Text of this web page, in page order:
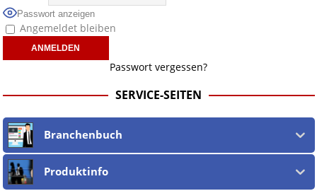
musste, wir aber aufgrund der nicht möglichen Prüfung auf rechtliche
Korrektheit, Wahrheit des externen Inhalts keinen Link setzen.
Wir sindnicht verantwortlich für die Offenlegung persönlicher
Daten beteiligter jur. wie phys. Personen
Webseiten, sowie in den URLs und deren Linktext.
Ebenso teilen wir nicht zwingend deren Ansichten, sondern machen die
für alle jur. wie phys. Personen und alle
Vorwürfe gegen jene geltend. Dies gilt insbesondere für die eigene
Berichterstattung, welche nach demöst. Mediengesetzerfolgt, soweit
wir als Nicht-Juristen dieses verstehen.
Wir stehen nicht in (ge)werblichen Zusammenhang mit uo. zu den
Betreibern der verlinkten Webseiten.
Etwaige Empfehlungen in diesem Bericht sind
keine Rechtsberatung!
Der Begriff "
Passwort anzeigen
Angemeldet bleiben
Passwort vergessen?
SERVICE-SEITEN
Branchenbuch
Produktinfo